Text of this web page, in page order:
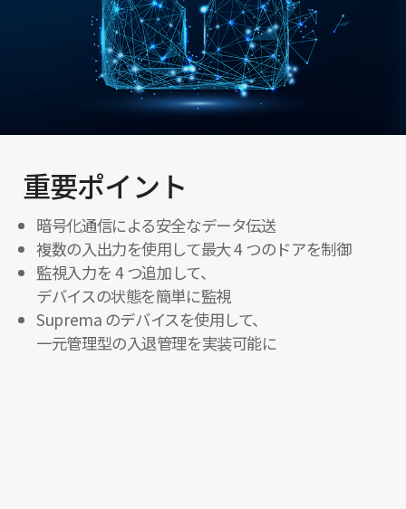
重要ポイント
暗号化通信による安全なデータ伝送
複数の入出力を使用して最大 4 つのドアを制御
監視入力を 4 つ追加して、
デバイスの状態を簡単に監視
Suprema のデバイスを使用して、
一元管理型の入退管理を実装可能に